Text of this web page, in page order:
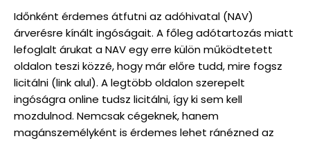
Időnként érdemes átfutni az adóhivatal (NAV)
árverésre kínált ingóságait. A főleg adótartozás miatt
lefoglalt árukat a NAV egy erre külön működtetett
oldalon teszi közzé, hogy már előre tudd, mire fogsz
licitálni (link alul). A legtöbb oldalon szerepelt
ingóságra online tudsz licitálni, így ki sem kell
mozdulnod. Nemcsak cégeknek, hanem
magánszemélyként is érdemes lehet ránézned az